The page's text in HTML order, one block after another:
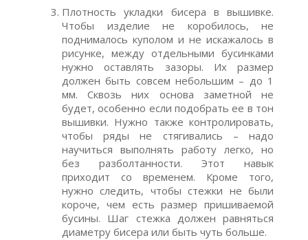
Плотность укладки бисера в вышивке.
Чтобы изделие не коробилось, не
поднималось куполом и не искажалось в
рисунке, между отдельными бусинками
нужно оставлять зазоры. Их размер
должен быть совсем небольшим – до 1
мм. Сквозь них основа заметной не
будет, особенно если подобрать ее в тон
вышивки. Нужно также контролировать,
чтобы ряды не стягивались – надо
научиться выполнять работу легко, но
без разболтанности. Этот навык
приходит со временем. Кроме того,
нужно следить, чтобы стежки не были
короче, чем есть размер пришиваемой
бусины. Шаг стежка должен равняться
диаметру бисера или быть чуть больше.